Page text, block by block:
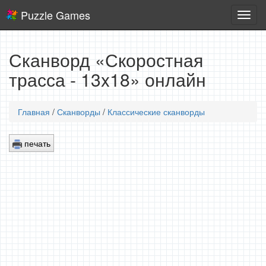
игры
Puzzle Games
Сканворд «Скоростная
трасса - 13x18» онлайн
Главная / Сканворды / Классические сканворды
печать